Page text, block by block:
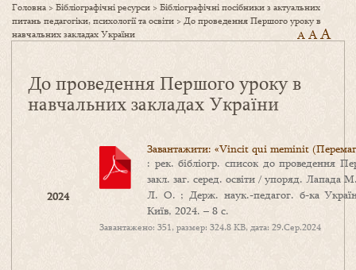
Головна >Бібліографічні ресурси >Бібліографічні посібники з актуальних
питань педагогіки, психології та освіти >До проведення Першого уроку в
навчальних закладах України
A AA
До проведення Першого уроку в
навчальних закладах України
2024
Завантажити: «Vincit qui meminit
: рек. бібліогр. список до проведення
закл. заг. серед. освіти / упоряд. Лапада
Л. О. ; Держ. наук.-педагог. б-ка
Київ, 2024. – 8 с.
Завантажено: 351, размер: 324.8 KB, дата: 29.Сер.2024